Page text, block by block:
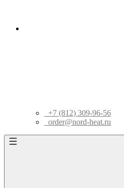
+7 (812) 309-96-56
order@nord-heat.ru